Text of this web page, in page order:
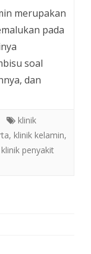
merupakan
pada
soal
dan
klinik
, klinik kelamin,
klinik penyakit